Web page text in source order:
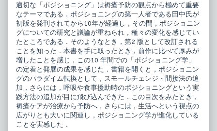
位
管
理
の
基
礎
と
実
践
改
訂
2
版
published
on
シ
ョ
ニ
ン
グ
学
体
位
管
理
の
基
礎
と
実
践
改
訂
適切な「ポジショニング」は褥瘡予防の観点から極めて重要
なテーマである．ポジショニングの第一人者である田中氏が
初版を発刊されてから10年が経過し，その間，ポジショニン
グについての研究と議論が重ねられ，種々の変化を感じてい
たところである．そのようなとき，第2 版として改訂される
ことを知った．本書を手に取ったとき，前作に比べて厚みが
増したことを感じ，この10 年間での「ポジショニング学」
の定着と発展の成果を感じた．書籍を開くと，ポジショニン
グのパラダイム転換として，スモールチェンジ・間接法の追
加，さらには，呼吸や食事援助時のポジショニングという実
践方法の追加が目に飛び込んできた．この目次をみたとき，
褥瘡ケアが治療から予防へ，さらには，生活へという視点の
広がりとも大いに関連し，ポジショニング学が進化している
ことを実感した．